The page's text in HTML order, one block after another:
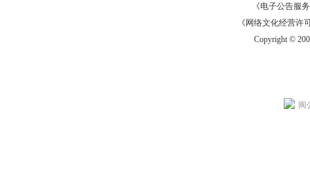
《电子公告服务
《网络文化经营许
Copyright ©
闽